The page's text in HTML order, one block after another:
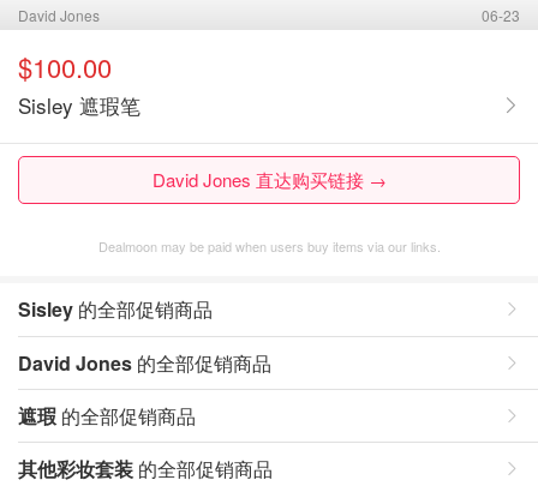
David Jones 06-23
$100.00
Sisley 遮瑕笔
David Jones 直达购买链接 →
Dealmoon may be paid when users buy items via our links.
Sisley 的全部促销商品
David Jones 的全部促销商品
遮瑕 的全部促销商品
其他彩妆套装 的全部促销商品